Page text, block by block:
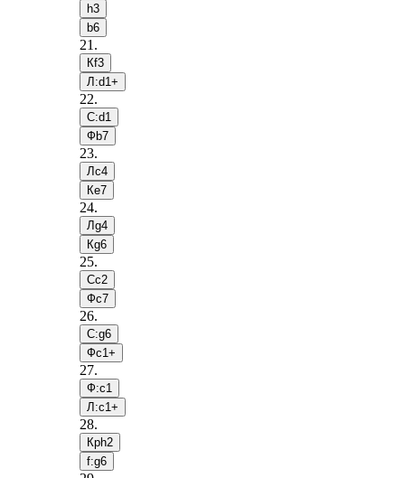
h3
b6
21 .
Кf3
Л:d1+
22.
С:d1
Фb7
23.
Лc4
Кe7
24.
Лg4
Кg6
25.
Сc2
Фc7
26.
С:g6
Фc1+
27.
Ф:c1
Л:c1+
28.
Крh2
f:g6